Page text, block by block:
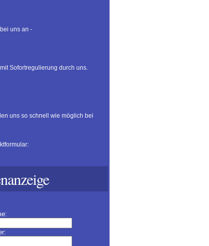
uns an -
Sofortregulierung durch uns.
uns so schnell wie möglich bei